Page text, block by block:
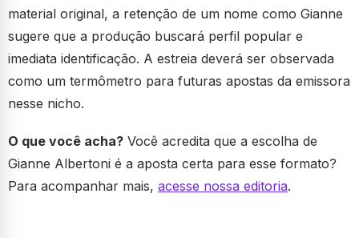
material original, a retenção de um nome como Gianne
sugere que a produção buscará perfil popular e
imediata identificação. A estreia deverá ser observada
como um termômetro para futuras apostas da emissora
nesse nicho.
O que você acha? Você acredita que a escolha de
Gianne Albertoni é a aposta certa para esse formato?
Para acompanhar mais, acesse nossa editoria.